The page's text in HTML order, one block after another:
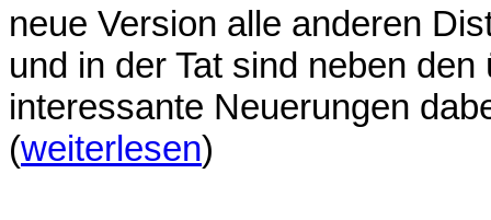
neue Version alle anderen
und in der Tat sind neben
interessante Neuerungen
(weiterlesen)